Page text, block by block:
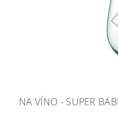
NA VÍNO - SUPER BABI